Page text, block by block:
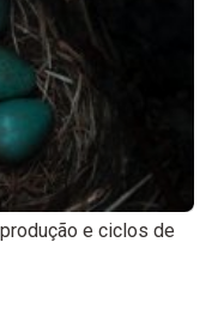
e ciclos de